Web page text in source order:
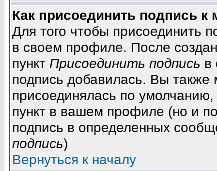
Как присоединить подпись
Для того чтобы присоединить
в своем профиле. После
пункт Присоединить подпись в
подпись добавилась. Вы также
присоединялась по
пункт в вашем профиле (но и
подпись в определенных
подпись)
Вернуться к началу